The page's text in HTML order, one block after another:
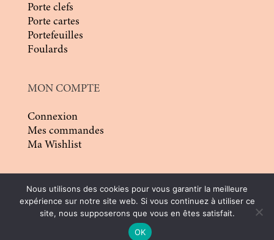
Porte clefs
Porte cartes
Portefeuilles
Foulards
MON COMPTE
Connexion
Mes commandes
Ma Wishlist
© 2026 | Conception : Pommier Franck WD
Tous droits réservés | CGV
Nous utilisons des cookies pour vous garantir la meilleure
expérience sur notre site web. Si vous continuez à utiliser ce
site, nous supposerons que vous en êtes satisfait.
OK